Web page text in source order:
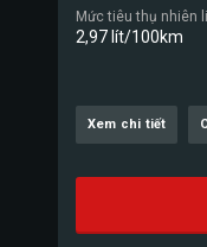
Mức tiêu thụ nhiên
2,97 lít/100km
Xem chi tiết